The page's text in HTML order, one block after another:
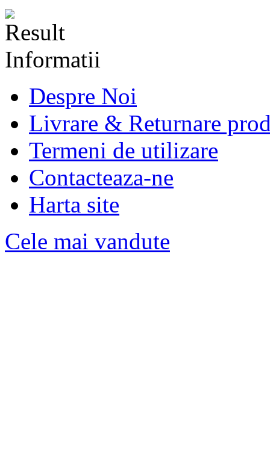
Informatii
Despre Noi
Livrare & Returnare
Termeni de utilizare
Contacteaza-ne
Harta site
Cele mai vandute